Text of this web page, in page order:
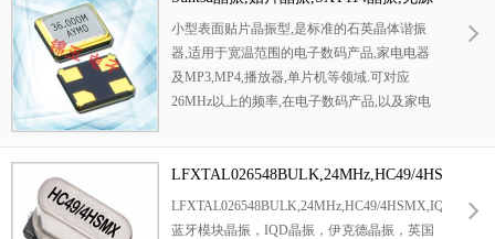
络发射、GPS全球定位等等。SAW是在压电基
片材料表面产生并传播，且振幅随着深入基片
材料的深度增加而迅速减少的一种弹性波。
SAW滤波器的基本结构是在具有压电特性的基
射换能器和接收换能器。
晶振
小型表面贴片晶振型,是标准的石英晶体谐振
器,适用于宽温范围的电子数码产品,家电电器
及MP3,MP4,播放器,单片机等领域.可对应
26MHz以上的频率,在电子数码产品,以及家电
铅焊接的回流温度曲线要求.
LFXTAL026548BULK,24MHz,HC49/4HS
MX,IQD蓝牙模块晶振
LFXTAL026548BULK,24MHz,HC49/4HSMX,IQD
蓝牙模块晶振，IQD晶振，伊克德晶振，英国